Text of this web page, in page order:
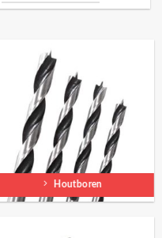
Houtboren